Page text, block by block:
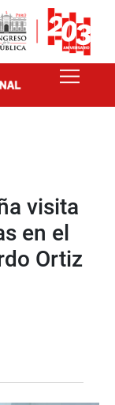
visita
en el
Ortiz